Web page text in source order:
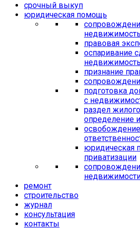
срочный выкуп
юридическая помощь
правовая
оспаривание
признание
подготовка
с
раздел
определение
юридическая
приватизации
ремонт
строительство
журнал
консультация
контакты